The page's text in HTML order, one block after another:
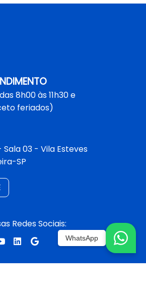
WhatsApp
8h00 às 11h30 e
feriados)
Sala 03 - Vila Esteves
SP
Redes Sociais: